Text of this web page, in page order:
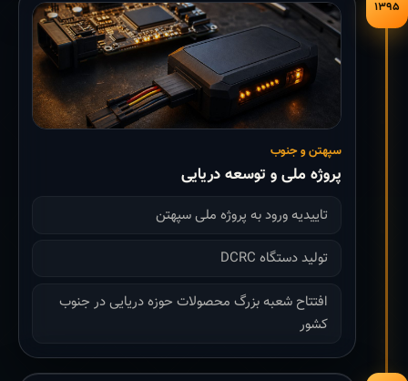
۱۳۹۵
سپهتن و جنوب
پروژه ملی و توسعه دریایی
تاییدیه ورود به پروژه ملی سپهتن
تولید دستگاه DCRC
افتتاح شعبه بزرگ محصولات حوزه دریایی در جنوب
کشور